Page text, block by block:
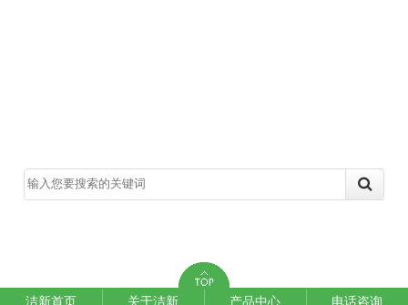
洁新首页 关于洁新 产品中心 电话咨询